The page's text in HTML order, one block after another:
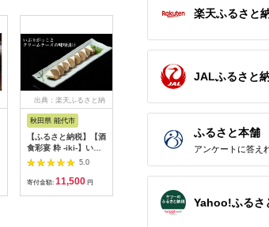
出典：楽天ふるさと納
秋田県 能代市
【ふるさと納税】【酒
食彩宴 粋 -iki-】いぶ
りがっことクリームチ
ーズの味噌漬け 8枚入
り×3パック 惣菜 漬物
5.0
寄付金額: 11,500 円
贈答用 ハム・ソーセ
ージギフトセット「北
歳暮 贈り物 季節 限定
丸大食品
たきも
ぶ用ラ
楽天ふるさと
JALふるさと
ふるさと本舗
アンケートに答え
Yahoo!ふるさ